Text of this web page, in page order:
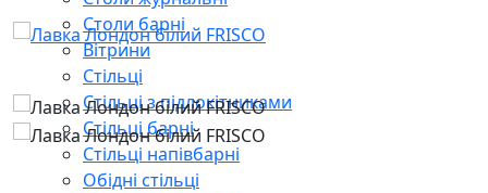
Столи барні
Вітрини
Стільці
Стільці з підлокітниками
Стільці барні
Стільці напівбарні
Обідні стільці